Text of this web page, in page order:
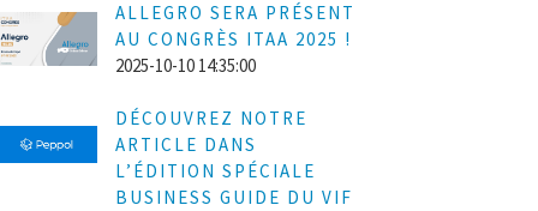
ALLEGRO SERA PRÉSENT
AU CONGRÈS ITAA 2025 !
2025-10-10 14:35:00
DÉCOUVREZ NOTRE
ARTICLE DANS
L’ÉDITION SPÉCIALE
BUSINESS GUIDE DU VIF